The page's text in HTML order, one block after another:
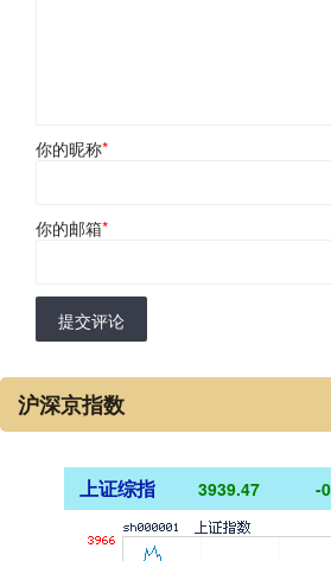
你的昵称*
你的邮箱*
提交评论
沪深京指数
上证综指 3939.47 -